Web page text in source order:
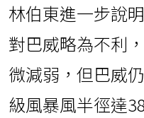
林伯東進一步說
對巴威略為不利
微減弱，但巴威
級風暴風半徑達